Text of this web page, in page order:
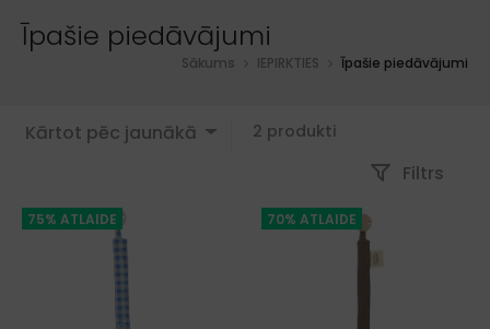
Īpašie piedāvājumi
Sākums IEPIRKTIES Īpašie piedāvājumi
Kārtot pēc jaunākā 2 produkti
Sorted
latest
Filtrs
75% ATLAIDE 70% ATLAIDE